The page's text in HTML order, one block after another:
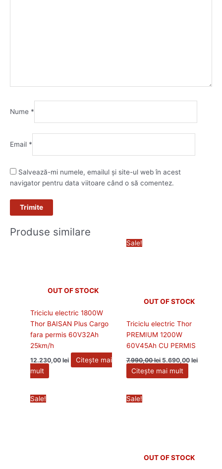
Nume *
Email *
Salvează-mi numele, emailul și site-ul web în acest
navigator pentru data viitoare când o să comentez.
Produse similare
OUT OF STOCK
Triciclu electric 1800W
Thor BAISAN Plus Cargo
fara permis 60V32Ah
25km/h
12.230,00lei
Citește mai
mult
Sale!
OUT OF STOCK
Triciclu electric Thor
PREMIUM 1200W
60V45Ah CU PERMIS
7.990,00lei 5.690,00 lei
Citește mai mult
Sale! Sale!
OUT OF STOCK